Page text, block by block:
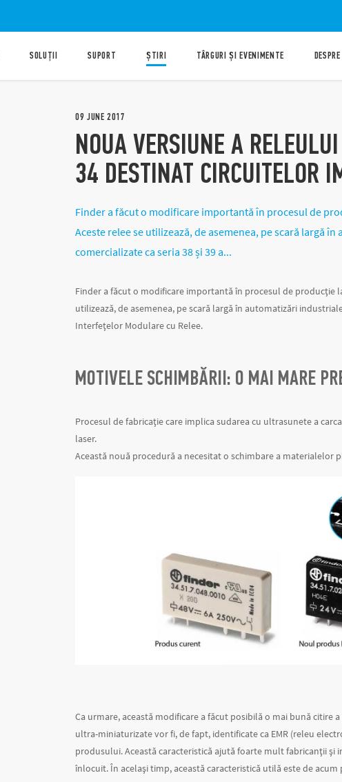
SOLUȚII SUPORT ȘTIRI TÂRGURI ȘI EVENIMENTE
09 JUNE 2017
NOUA VERSIUNE A
34 DESTINAT CIRCUITELOR
Finder a făcut o modificare importantă în procesul de
Aceste relee se utilizează, de asemenea, pe scară largă
comercializate ca seria 38 și 39 a...
Finder a făcut o modificare importantă în procesul de producție
utilizează, de asemenea, pe scară largă în automatizări
Interfețelor Modulare cu Relee.
MOTIVELE SCHIMBĂRII: O MAI MARE
Procesul de fabricație care implica sudarea cu ultrasunete a
laser.
Această nouă procedură a necesitat o schimbare a materialelor
Ca urmare, această modificare a făcut posibilă o mai bună citire
ultra-miniaturizate vor fi, de fapt, identificate ca EMR (releu
produsului. Această caracteristică ajută foarte mult fabricanții
înlocuit. În același timp, această caracteristică utilă este de